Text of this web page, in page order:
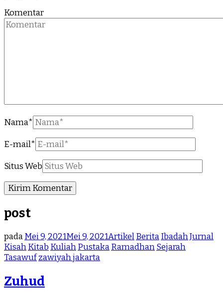
Komentar
Nama*
E-mail*
Situs Web
post
padaMei 9, 2021Mei 9, 2021ArtikelBeritaIbadahJurnal
KisahKitab KuliahPustakaRamadhanSejarah
Tasawufzawiyah jakarta
Zuhud